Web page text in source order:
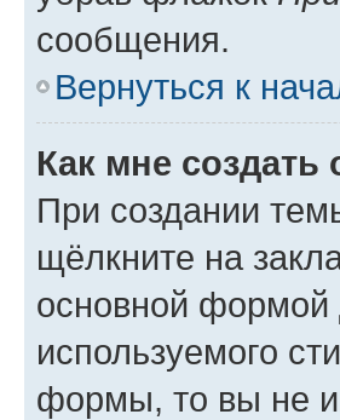
сообщения.
Вернуться к
Как мне создать
При создании
щёлкните на
основной формой
используемого
формы, то вы не